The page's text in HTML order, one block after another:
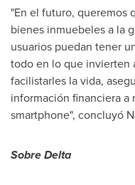
"En el futuro, queremos
bienes inmuebeles a la
usuarios puedan tener
todo en lo que invierten
facilistarles la vida,
información financiera a
smartphone", concluyó
Sobre Delta